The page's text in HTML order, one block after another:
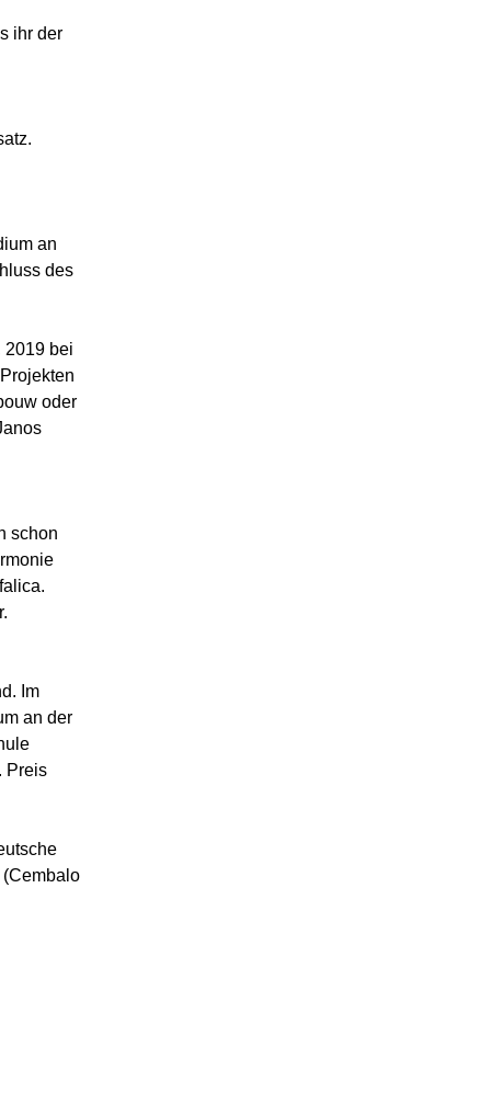
ihr der
an
des
2019 bei
oder
schon
Im
an der
Preis